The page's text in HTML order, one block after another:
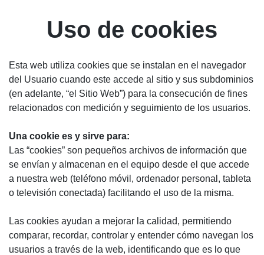
Uso de cookies
Esta web utiliza cookies que se instalan en el navegador
del Usuario cuando este accede al sitio y sus subdominios
(en adelante, “el Sitio Web”) para la consecución de fines
relacionados con medición y seguimiento de los usuarios.
Una cookie es y sirve para:
Las “cookies” son pequeños archivos de información que
se envían y almacenan en el equipo desde el que accede
a nuestra web (teléfono móvil, ordenador personal, tableta
o televisión conectada) facilitando el uso de la misma.
Las cookies ayudan a mejorar la calidad, permitiendo
comparar, recordar, controlar y entender cómo navegan los
usuarios a través de la web, identificando que es lo que